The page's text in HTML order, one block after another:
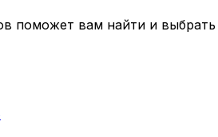
поможет вам найти и